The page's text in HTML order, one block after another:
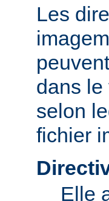
Les
dans le
selon
fichier
Elle